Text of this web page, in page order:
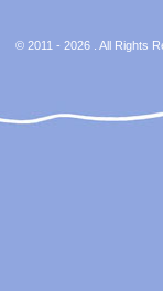
© 2011 - 2026 . All Rights